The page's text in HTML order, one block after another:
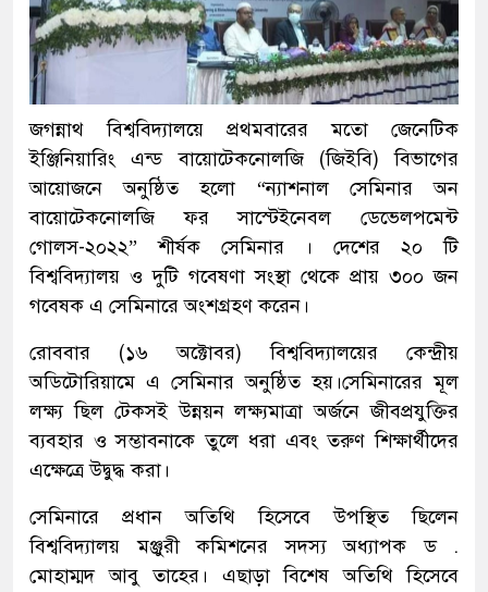
জগন্নাথ বিশ্ববিদ্যালয়ে প্রথমবারের মতো জেনেটিক
ইঞ্জিনিয়ারিং এন্ড বায়োটেকনোলজি (জিইবি) বিভাগের
আয়োজনে অনুষ্ঠিত হলো “ন্যাশনাল সেমিনার অন
বায়োটেকনোলজি ফর সাস্টেইনেবল ডেভেলপমেন্ট
গোলস-২০২২” শীর্ষক সেমিনার । দেশের ২০ টি
বিশ্ববিদ্যালয় ও দুটি গবেষণা সংস্থা থেকে প্রায় ৩০০ জন
গবেষক এ সেমিনারে অংশগ্রহণ করেন।
রোববার (১৬ অক্টোবর) বিশ্ববিদ্যালয়ের কেন্দ্রীয়
অডিটোরিয়ামে এ সেমিনার অনুষ্ঠিত হয়।সেমিনারের মূল
লক্ষ্য ছিল টেকসই উন্নয়ন লক্ষ্যমাত্রা অর্জনে জীবপ্রযুক্তির
ব্যবহার ও সম্ভাবনাকে তুলে ধরা এবং তরুণ শিক্ষার্থীদের
এক্ষেত্রে উদ্বুদ্ধ করা।
সেমিনারে প্রধান অতিথি হিসেবে উপস্থিত ছিলেন
বিশ্ববিদ্যালয় মঞ্জুরী কমিশনের সদস্য অধ্যাপক ড .
মোহাম্মদ আবু তাহের। এছাড়া বিশেষ অতিথি হিসেবে